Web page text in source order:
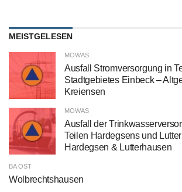
MEISTGELESEN
MOWAS
Ausfall Stromversorgung in
Stadtgebietes Einbeck –
Kreiensen
MOWAS
Ausfall der
Teilen Hardegsens und
Hardegsen & Lutterhausen
BA OST
Wolbrechtshausen